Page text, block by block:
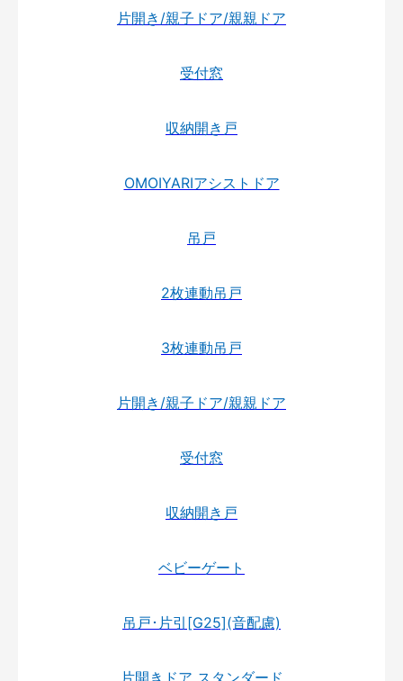
片開き/親子ドア/親親ドア
受付窓
収納開き戸
OMOIYARIアシストドア
吊戸
2枚連動吊戸
3枚連動吊戸
片開き/親子ドア/親親ドア
受付窓
収納開き戸
ベビーゲート
吊戸･片引[G25](音配慮)
片開きドア スタンダード